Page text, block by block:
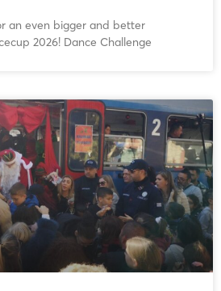
an even bigger and better
2026! Dance Challenge